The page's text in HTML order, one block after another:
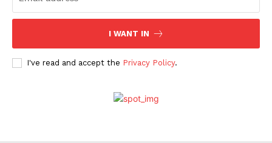
I WANT IN
I've read and accept the Privacy Policy.